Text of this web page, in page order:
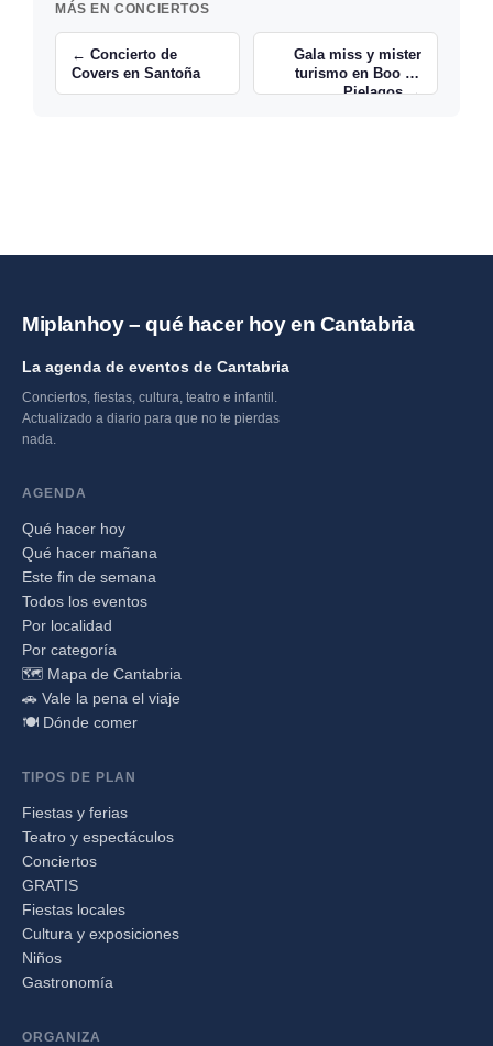
MÁS EN CONCIERTOS
← Concierto de
Covers en Santoña
Gala miss y mister
turismo en Boo de
Pielagos →
Miplanhoy – qué hacer hoy en Cantabria
La agenda de eventos de Cantabria
Conciertos, fiestas, cultura, teatro e infantil.
Actualizado a diario para que no te pierdas
nada.
AGENDA
Qué hacer hoy
Qué hacer mañana
Este fin de semana
Todos los eventos
Por localidad
Por categoría
🗺️ Mapa de Cantabria
🚗 Vale la pena el viaje
🍽️ Dónde comer
TIPOS DE PLAN
Fiestas y ferias
Teatro y espectáculos
Conciertos
GRATIS
Fiestas locales
Cultura y exposiciones
Niños
Gastronomía
ORGANIZA